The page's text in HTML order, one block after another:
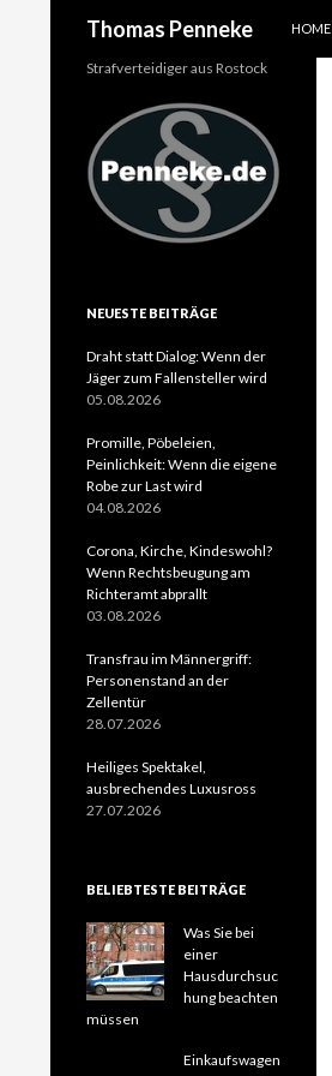
Thomas Penneke
HOME
Strafverteidiger aus Rostock
NEUESTE BEITRÄGE
Draht statt Dialog: Wenn der
Jäger zum Fallensteller wird
05.08.2026
Promille, Pöbeleien,
Peinlichkeit: Wenn die eigene
Robe zur Last wird
04.08.2026
Corona, Kirche, Kindeswohl?
Wenn Rechtsbeugung am
Richteramt abprallt
03.08.2026
Transfrau im Männergriff:
Personenstand an der
Zellentür
28.07.2026
Heiliges Spektakel,
ausbrechendes Luxusross
27.07.2026
BELIEBTESTE BEITRÄGE
Was Sie bei
einer
Hausdurchsuc
hung beachten
müssen
Einkaufswagen